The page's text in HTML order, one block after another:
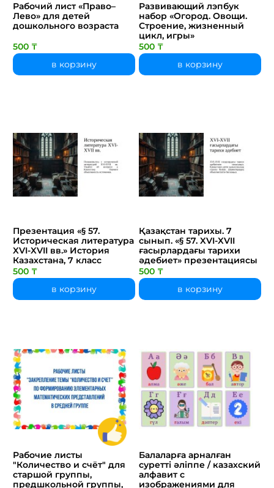
Рабочий лист «Право–
Лево» для детей
дошкольного возраста
500 ₸
в корзину
Развивающий лэпбук
набор «Огород. Овощи.
Строение, жизненный
цикл, игры»
500 ₸
в корзину
Презентация «§ 57.
Историческая литература
XVI-XVII вв.» История
Казахстана, 7 класс
500 ₸
в корзину
Қазақстан тарихы. 7
сынып. «§ 57. XVI-XVII
ғасырлардағы тарихи
әдебиет» презентациясы
500 ₸
в корзину
Рабочие листы
"Количество и счёт" для
старшой группы,
предшкольной группы,
Балаларға арналған
суретті әліппе / казахский
алфавит с
изображениями для